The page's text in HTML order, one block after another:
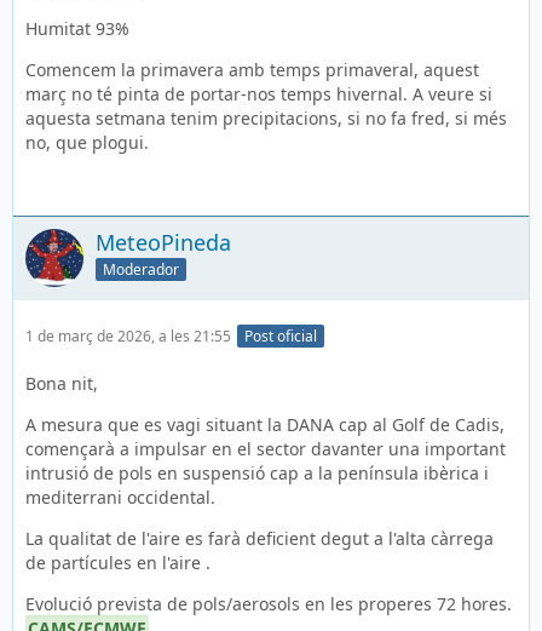
Humitat 93%
Comencem la primavera amb temps primaveral, aquest
març no té pinta de portar-nos temps hivernal. A veure si
aquesta setmana tenim precipitacions, si no fa fred, si més
no, que plogui.
MeteoPineda
Moderador
1 de març de 2026, a les 21:55 Post oficial
Bona nit,
A mesura que es vagi situant la DANA cap al Golf de Cadis,
començarà a impulsar en el sector davanter una important
intrusió de pols en suspensió cap a la península ibèrica i
mediterrani occidental.
La qualitat de l'aire es farà deficient degut a l'alta càrrega
de partícules en l'aire .
Evolució prevista de pols/aerosols en les properes 72 hores.